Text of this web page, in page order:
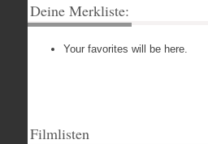
Deine Merkliste:
Your favorites will be here.
Filmlisten